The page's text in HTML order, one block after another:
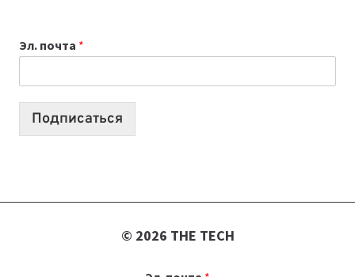
2026:
10
Эл. почта *
Подписаться
© 2026 THE TECH